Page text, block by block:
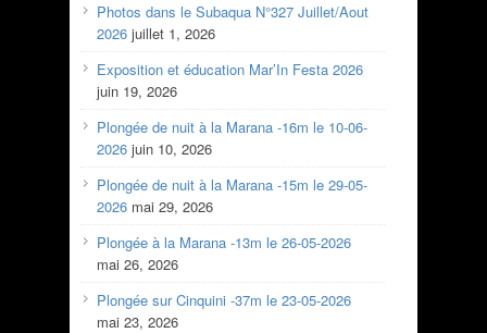
Photos dans le Subaqua N°327 Juillet/Aout
2026 juillet 1, 2026
Exposition et éducation Mar’In Festa 2026
juin 19, 2026
Plongée de nuit à la Marana -16m le 10-06-
2026 juin 10, 2026
Plongée de nuit à la Marana -15m le 29-05-
2026 mai 29, 2026
Plongée à la Marana -13m le 26-05-2026
mai 26, 2026
Plongée sur Cinquini -37m le 23-05-2026
mai 23, 2026